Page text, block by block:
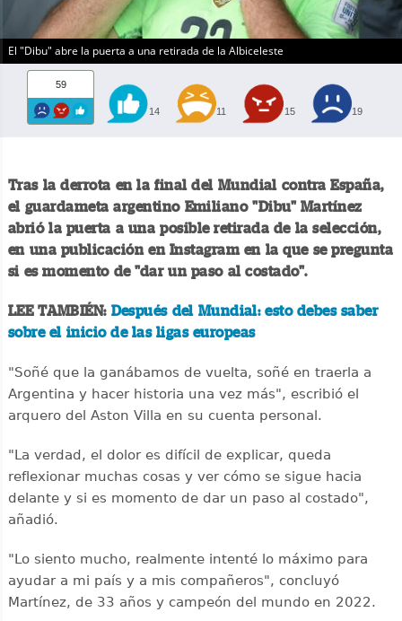
El "Dibu" abre la puerta a una retirada de la Albiceleste
59
14 11 15 19
Tras la derrota en la final del Mundial contra España,
el guardameta argentino Emiliano "Dibu" Martínez
abrió la puerta a una posible retirada de la selección,
en una publicación en Instagram en la que se pregunta
si es momento de "dar un paso al costado".
LEE TAMBIÉN: Después del Mundial: esto debes saber
sobre el inicio de las ligas europeas
"Soñé que la ganábamos de vuelta, soñé en traerla a
Argentina y hacer historia una vez más", escribió el
arquero del Aston Villa en su cuenta personal.
"La verdad, el dolor es difícil de explicar, queda
reflexionar muchas cosas y ver cómo se sigue hacia
delante y si es momento de dar un paso al costado",
añadió.
"Lo siento mucho, realmente intenté lo máximo para
ayudar a mi país y a mis compañeros", concluyó
Martínez, de 33 años y campeón del mundo en 2022.